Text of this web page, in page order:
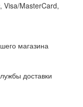
MasterCard,
магазина
доставки